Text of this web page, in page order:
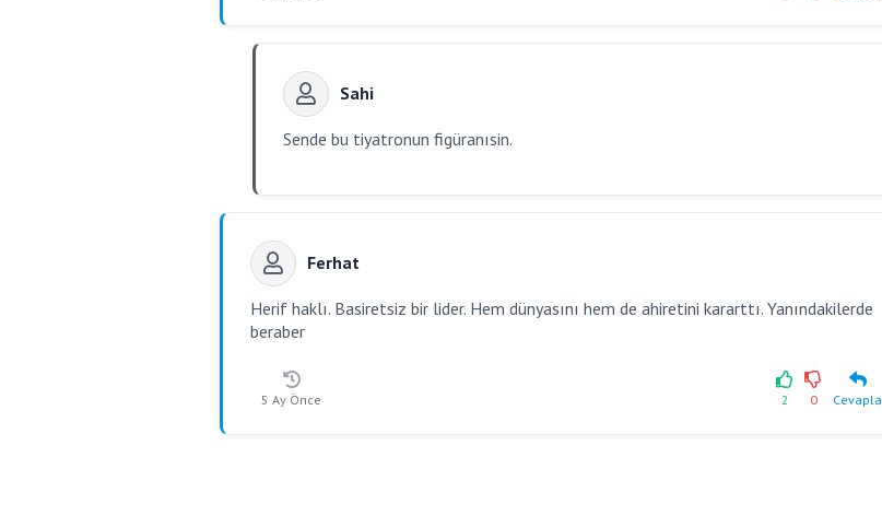
Sahi
Sende bu tiyatronun figüranısin.
Ferhat
Herif haklı. Basiretsiz bir lider. Hem dünyasını hem de ahiretini kararttı. Yanındakilerde
beraber
5 Ay Önce 2 0 Cevapla